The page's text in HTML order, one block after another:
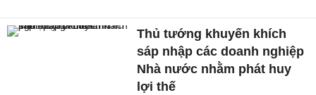
Thủ tướng khuyến khích
sáp nhập các doanh nghiệp
Nhà nước nhằm phát huy
lợi thế